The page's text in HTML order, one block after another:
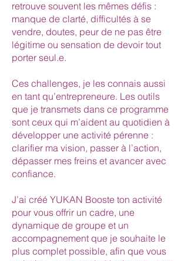
retrouve souvent les mêmes défis :
manque de clarté, difficultés à se
vendre, doutes, peur de ne pas être
légitime ou sensation de devoir tout
porter seul.e.
Ces challenges, je les connais aussi
en tant qu’entrepreneure. Les outils
que je transmets dans ce programme
sont ceux qui m’aident au quotidien à
développer une activité pérenne :
clarifier ma vision, passer à l’action,
dépasser mes freins et avancer avec
confiance.
J’ai créé YUKAN Booste ton activité
pour vous offrir un cadre, une
dynamique de groupe et un
accompagnement que je souhaite le
plus complet possible, afin que vous